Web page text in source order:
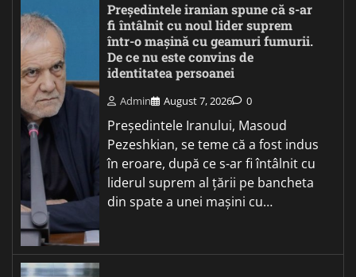
Președintele iranian spune că s-ar
fi întâlnit cu noul lider suprem
într-o mașină cu geamuri fumurii.
De ce nu este convins de
identitatea persoanei
Admin August 7, 2026 0
Președintele Iranului, Masoud
Pezeshkian, se teme că a fost indus
în eroare, după ce s-ar fi întâlnit cu
liderul suprem al țării pe bancheta
din spate a unei mașini cu…